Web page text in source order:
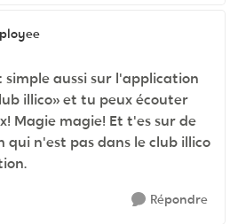
simple aussi sur l'application
illico» et tu peux écouter
Magie magie! Et t'es sur de
n'est pas dans le club illico
Répondre